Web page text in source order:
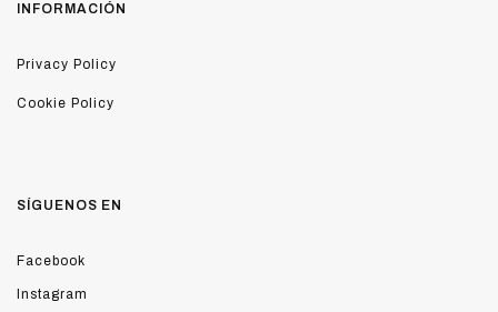
INFORMACIÓN
Privacy Policy
Cookie Policy
SÍGUENOS EN
Facebook
Instagram